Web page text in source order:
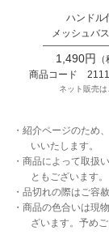
ハンドル
メッシュバ
1,490円
商品コード
ネット販売は
・紹介ページのため
いいたします。
・商品によって取扱
ともございます。
・品切れの際はご容
・商品の色合いは現
ざいます。予めご